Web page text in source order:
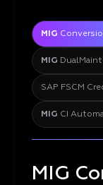
MIG
MIG
SAP FSCM
MIG CI
MIG